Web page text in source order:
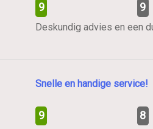
9 9
Deskundig advies en een
Snelle en handige service!
9 8